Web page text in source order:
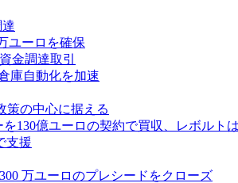
ユーロを確保
金調達取引
庫自動化を加速
策の中心に据える
130億ユーロの契約で買収、レボルト
支援
万ユーロのプレシードをクローズ